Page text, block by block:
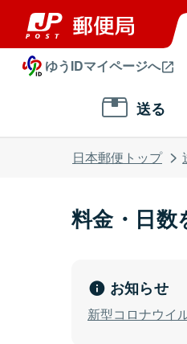
ゆうIDマイページへ
送る
日本郵便トップ
料金・日数
お知らせ
新型コロナウイ